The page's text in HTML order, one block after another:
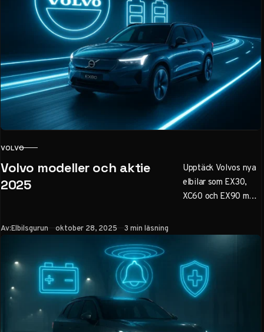
KATEGORI
VOLVO
Volvo modeller och aktie
2025
Upptäck Volvos nya
elbilar som EX30,
XC60 och EX90 med
innovationer,
aktieutveckling för
Volvo Cars inför
2025 – perfekt för
investerare.
Av:Elbilsgurun Publicerad
oktober 28, 2025 3 min läsning